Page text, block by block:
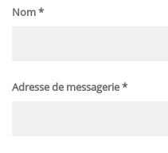
Nom*
Adresse de messagerie*